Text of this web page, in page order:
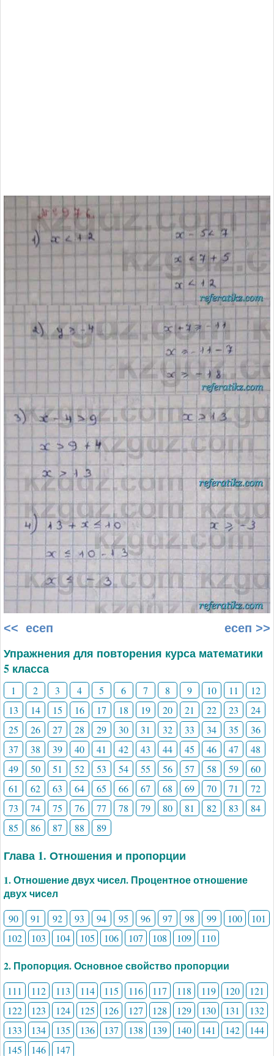
<< есеп есеп >>
Упражнения для повторения курса математики
5 класса
1 2 3 4 5 6 7 8 9 10 11
12
13
14 15 16 17 18 19 20 21 22 23
24
25
26 27 28 29 30 31 32 33 34 35
36
37
38 39 40 41 42 43 44 45 46 47
48
49
50 51 52 53 54 55 56 57 58 59
60
61
62 63 64 65 66 67 68 69 70 71
72
73
74 75 76 77 78 79 80 81 82 83
84
85
86 87 88 89
Глава 1. Отношения и пропорции
1. Отношение двух чисел. Процентное отношение
двух чисел
90 91 92 93 94 95 96 97 98 99 100
101
102
103 104 105 106 107 108 109 110
2. Пропорция. Основное свойство пропорции
111 112 113 114 115 116 117 118 119 120
121
122
123 124 125 126 127 128 129 130 131
132
133
134 135 136 137 138 139 140 141 142
144
145
146 147